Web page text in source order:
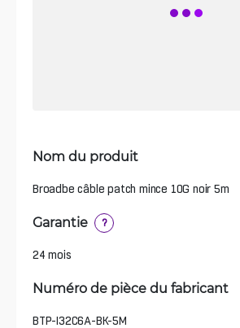
Nom du produit
Broadbe câble patch mince 10G noir 5m
Garantie ?
24 mois
Numéro de pièce du fabricant
BTP-I32C6A-BK-5M